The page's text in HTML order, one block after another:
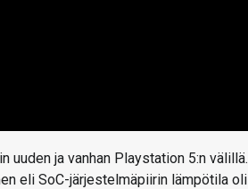
uuden ja vanhan Playstation 5:n välillä.
eli SoC-järjestelmäpiirin lämpötila oli